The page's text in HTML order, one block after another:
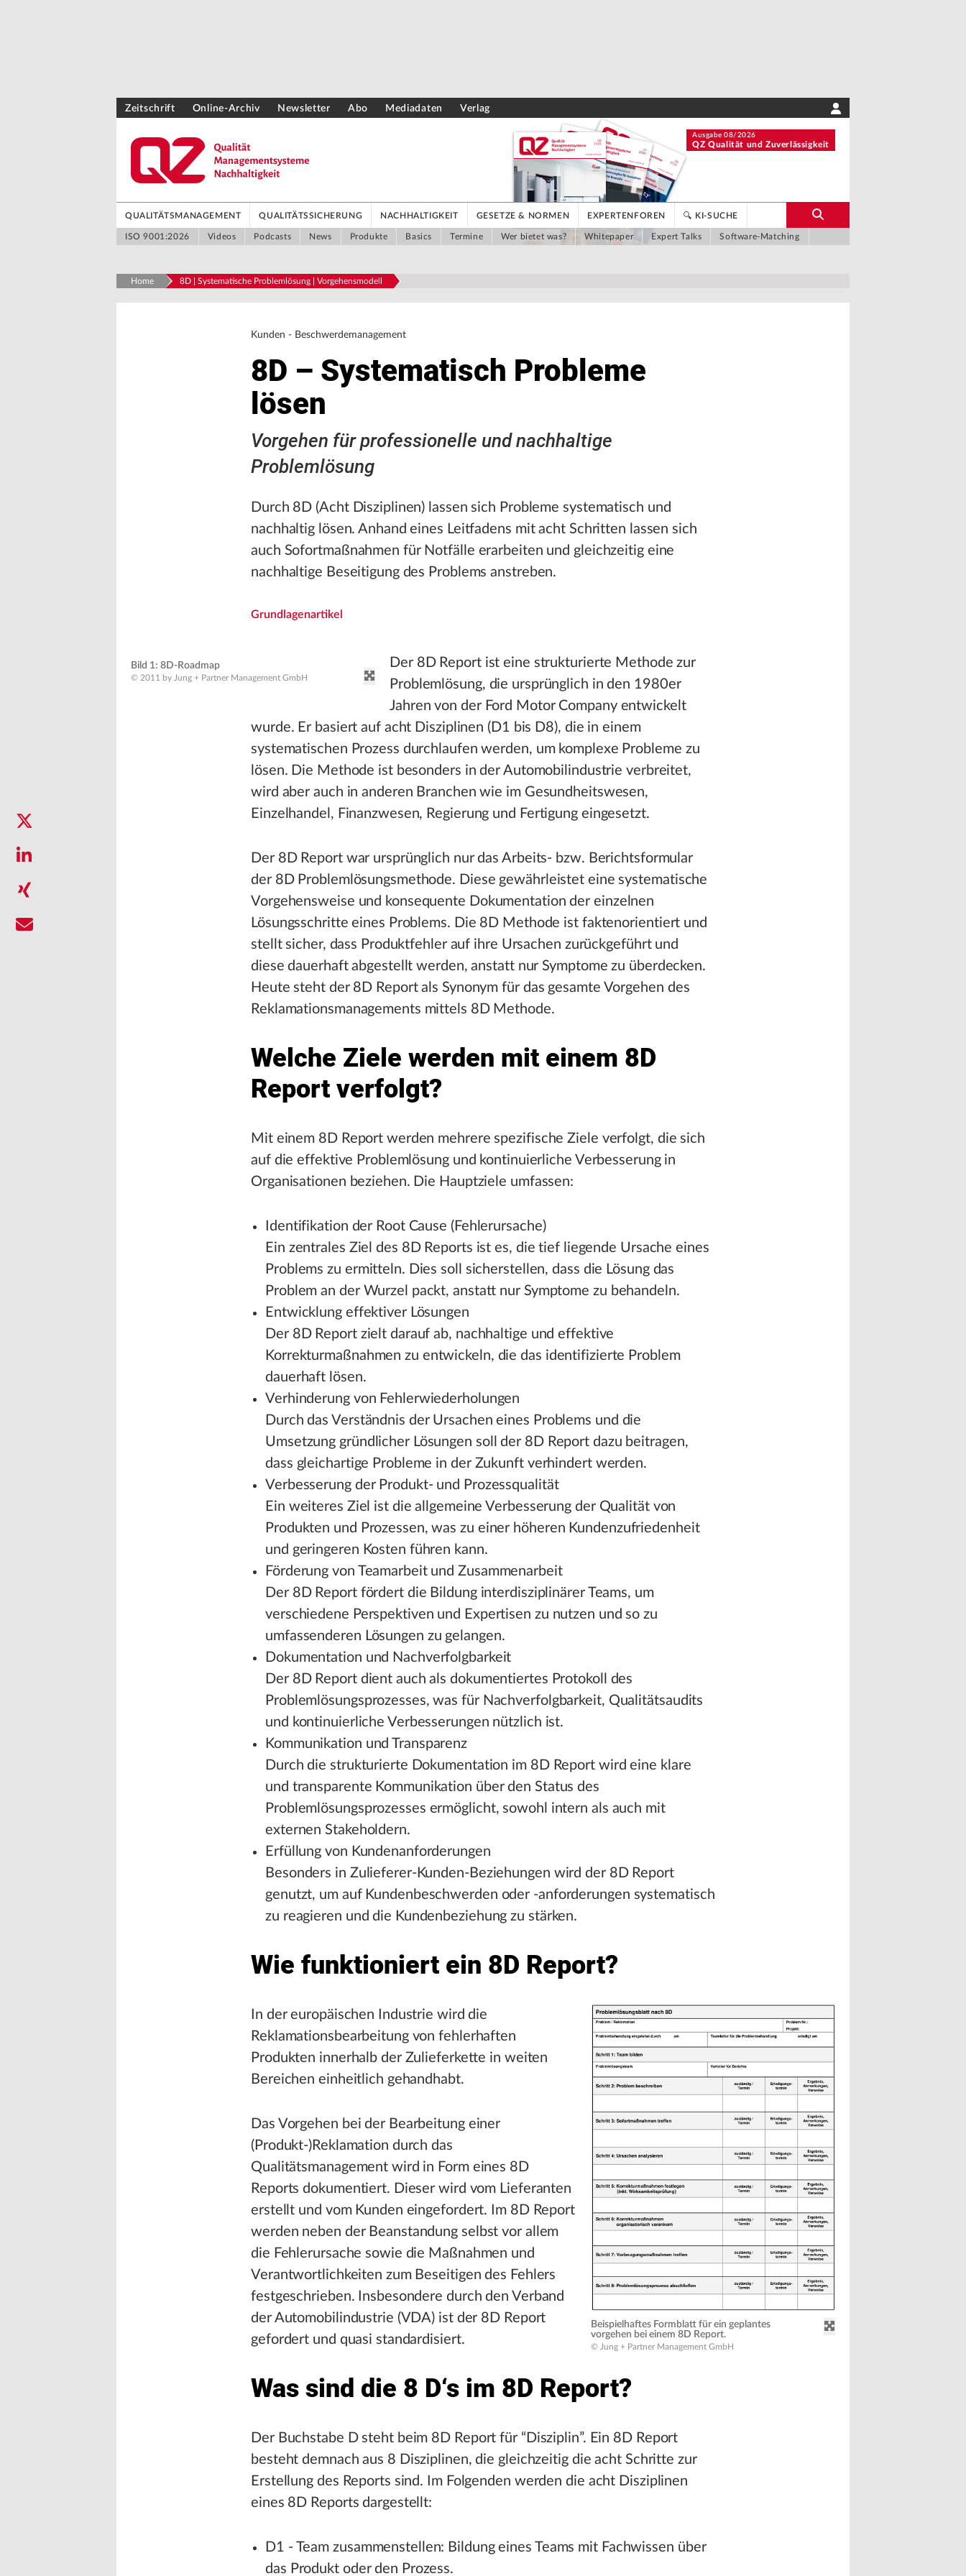
Zeitschrift Online-Archiv Newsletter Abo Mediadaten Verlag
Ausgabe 08/2026
QZ Qualität und Zuverlässigkeit
QUALITÄTSMANAGEMENT QUALITÄTSSICHERUNG NACHHALTIGKEIT GESETZE & NORMEN EXPERTENFOREN 🔍 KI-SUCHE
ISO 9001:2026 Videos Podcasts News Produkte Basics Termine Wer bietet was? Whitepaper Expert Talks Software-Matching
Home 8D | Systematische Problemlösung | Vorgehensmodell
Kunden - Beschwerdemanagement
8D – Systematisch Probleme
lösen
Vorgehen für professionelle und nachhaltige
Problemlösung
Durch 8D (Acht Disziplinen) lassen sich Probleme systematisch und
nachhaltig lösen. Anhand eines Leitfadens mit acht Schritten lassen sich
auch Sofortmaßnahmen für Notfälle erarbeiten und gleichzeitig eine
nachhaltige Beseitigung des Problems anstreben.
Grundlagenartikel
Bild 1: 8D-Roadmap
© 2011 by Jung + Partner Management GmbH
Der 8D Report ist eine strukturierte Methode zur
Problemlösung, die ursprünglich in den 1980er
Jahren von der Ford Motor Company entwickelt
wurde. Er basiert auf acht Disziplinen (D1 bis D8), die in einem
systematischen Prozess durchlaufen werden, um komplexe Probleme zu
lösen. Die Methode ist besonders in der Automobilindustrie verbreitet,
wird aber auch in anderen Branchen wie im Gesundheitswesen,
Einzelhandel, Finanzwesen, Regierung und Fertigung eingesetzt.
Der 8D Report war ursprünglich nur das Arbeits- bzw. Berichtsformular
der 8D Problemlösungsmethode. Diese gewährleistet eine systematische
Vorgehensweise und konsequente Dokumentation der einzelnen
Lösungsschritte eines Problems. Die 8D Methode ist faktenorientiert und
stellt sicher, dass Produktfehler auf ihre Ursachen zurückgeführt und
diese dauerhaft abgestellt werden, anstatt nur Symptome zu überdecken.
Heute steht der 8D Report als Synonym für das gesamte Vorgehen des
Reklamationsmanagements mittels 8D Methode.
Welche Ziele werden mit einem 8D
Report verfolgt?
Mit einem 8D Report werden mehrere spezifische Ziele verfolgt, die sich
auf die effektive Problemlösung und kontinuierliche Verbesserung in
Organisationen beziehen. Die Hauptziele umfassen:
Identifikation der Root Cause (Fehlerursache)
Ein zentrales Ziel des 8D Reports ist es, die tief liegende Ursache eines
Problems zu ermitteln. Dies soll sicherstellen, dass die Lösung das
Problem an der Wurzel packt, anstatt nur Symptome zu behandeln.
Entwicklung effektiver Lösungen
Der 8D Report zielt darauf ab, nachhaltige und effektive
Korrekturmaßnahmen zu entwickeln, die das identifizierte Problem
dauerhaft lösen.
Verhinderung von Fehlerwiederholungen
Durch das Verständnis der Ursachen eines Problems und die
Umsetzung gründlicher Lösungen soll der 8D Report dazu beitragen,
dass gleichartige Probleme in der Zukunft verhindert werden.
Verbesserung der Produkt- und Prozessqualität
Ein weiteres Ziel ist die allgemeine Verbesserung der Qualität von
Produkten und Prozessen, was zu einer höheren Kundenzufriedenheit
und geringeren Kosten führen kann.
Förderung von Teamarbeit und Zusammenarbeit
Der 8D Report fördert die Bildung interdisziplinärer Teams, um
verschiedene Perspektiven und Expertisen zu nutzen und so zu
umfassenderen Lösungen zu gelangen.
Dokumentation und Nachverfolgbarkeit
Der 8D Report dient auch als dokumentiertes Protokoll des
Problemlösungsprozesses, was für Nachverfolgbarkeit, Qualitätsaudits
und kontinuierliche Verbesserungen nützlich ist.
Kommunikation und Transparenz
Durch die strukturierte Dokumentation im 8D Report wird eine klare
und transparente Kommunikation über den Status des
Problemlösungsprozesses ermöglicht, sowohl intern als auch mit
externen Stakeholdern.
Erfüllung von Kundenanforderungen
Besonders in Zulieferer-Kunden-Beziehungen wird der 8D Report
genutzt, um auf Kundenbeschwerden oder -anforderungen systematisch
zu reagieren und die Kundenbeziehung zu stärken.
Wie funktioniert ein 8D Report?
Beispielhaftes Formblatt für ein geplantes
vorgehen bei einem 8D Report.
© Jung + Partner Management GmbH
In der europäischen Industrie wird die
Reklamationsbearbeitung von fehlerhaften
Produkten innerhalb der Zulieferkette in weiten
Bereichen einheitlich gehandhabt.
Das Vorgehen bei der Bearbeitung einer
(Produkt-)Reklamation durch das
Qualitätsmanagement wird in Form eines 8D
Reports dokumentiert. Dieser wird vom Lieferanten
erstellt und vom Kunden eingefordert. Im 8D Report
werden neben der Beanstandung selbst vor allem
die Fehlerursache sowie die Maßnahmen und
Verantwortlichkeiten zum Beseitigen des Fehlers
festgeschrieben. Insbesondere durch den Verband
der Automobilindustrie (VDA) ist der 8D Report
gefordert und quasi standardisiert.
Was sind die 8 D‘s im 8D Report?
Der Buchstabe D steht beim 8D Report für “Disziplin”. Ein 8D Report
besteht demnach aus 8 Disziplinen, die gleichzeitig die acht Schritte zur
Erstellung des Reports sind. Im Folgenden werden die acht Disziplinen
eines 8D Reports dargestellt:
D1 - Team zusammenstellen: Bildung eines Teams mit Fachwissen über
das Produkt oder den Prozess.